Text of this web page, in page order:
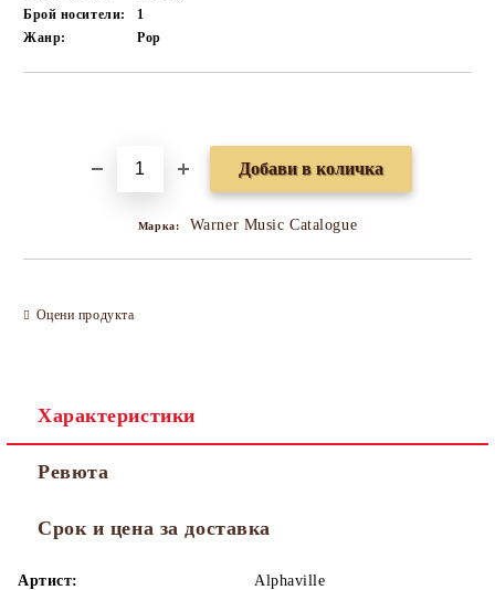
Брой носители:
1
Жанр:
Pop
Марка: Warner Music Catalogue
Оцени продукта
Характеристики
Ревюта
Срок и цена за доставка
Артист:
Alphaville